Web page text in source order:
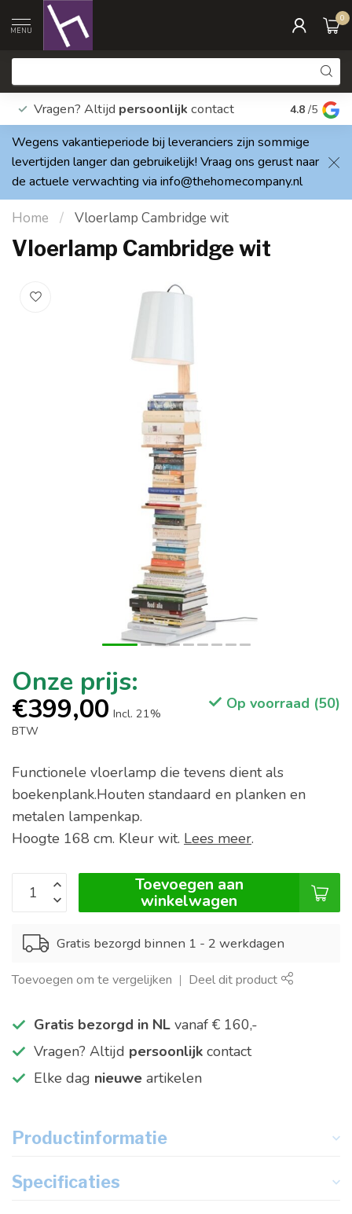
MENU
0
Vragen? Altijd persoonlijk contact Elke dag
4.8 /5
Wegens vakantieperiode bij leveranciers zijn sommige
levertijden langer dan gebruikelijk! Vraag ons gerust naar
de actuele verwachting via info@thehomecompany.nl
Home / Vloerlamp Cambridge wit
Vloerlamp Cambridge wit
€399,00 Incl. 21%
BTW
Op voorraad (50)
Functionele vloerlamp die tevens dient als
boekenplank.Houten standaard en planken en
metalen lampenkap.
Hoogte 168 cm. Kleur wit. Lees meer.
Toevoegen aan
winkelwagen
Gratis bezorgd binnen 1 - 2 werkdagen
Toevoegen om te vergelijken Deel dit product
Gratis bezorgd in NL vanaf € 160,-
Vragen? Altijd persoonlijk contact
Elke dag nieuwe artikelen
Productinformatie
Specificaties